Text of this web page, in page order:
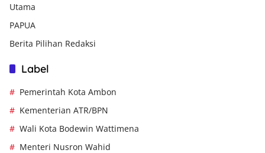
Utama
PAPUA
Berita Pilihan Redaksi
Label
Pemerintah Kota Ambon
Kementerian ATR/BPN
Wali Kota Bodewin Wattimena
Menteri Nusron Wahid